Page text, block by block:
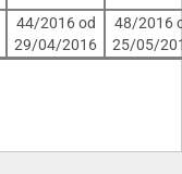
44/2016 od
29/04/2016
48/2016
25/05/